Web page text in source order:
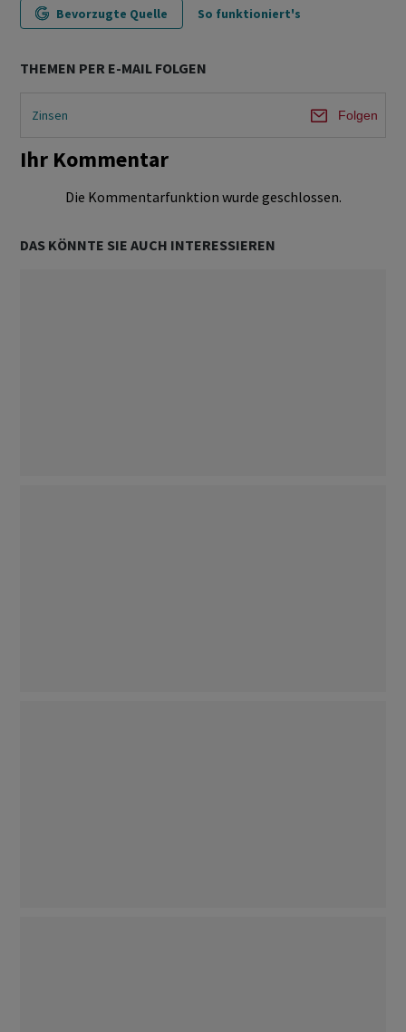
Bevorzugte Quelle So funktioniert's
THEMEN PER E-MAIL FOLGEN
Zinsen Folgen
Ihr Kommentar
Die Kommentarfunktion wurde geschlossen.
DAS KÖNNTE SIE AUCH INTERESSIEREN